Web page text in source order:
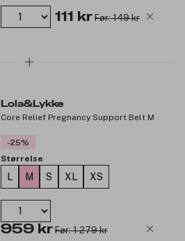
111 kr Før: 149 kr
Lola&Lykke
Core Relief Pregnancy Support Belt M
-25%
Størrelse
L M S XL XS
959 kr Før: 1 279 kr